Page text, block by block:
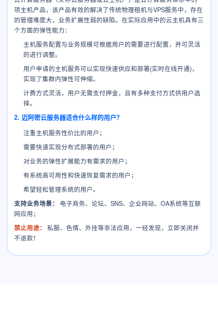
项主机产品，该产品有效的解决了传统物理租机与VPS服务中，存在
的管理难度大，业务扩展性弱的缺陷。在实际应用中的云主机具有三
个方面的弹性能力：
主机服务配置与业务规模可根据用户的需要进行配置，并可灵活
的进行调整。
用户申请的主机服务可以实现快速供应和部署(实时在线开通)，
实现了集群内弹性可伸缩。
计费方式灵活，用户无需支付押金，且有多种支付方式供用户选
择。
2. 迈阿密云服务器适合什么样的用户？
注重主机服务性价比的用户；
需要快速实现分布式部署的用户；
对业务的弹性扩展能力有需求的用户；
有系统高可用性和快速恢复需求的用户；
希望轻松管理系统的用户。
支持业务场景：
电子商务、论坛、SNS、企业网站、OA系统等互联
网应用；
禁止用途：
私服、色情、外挂等非法应用，一经发现，立即关闭并
不退款！